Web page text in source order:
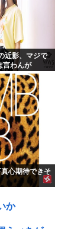
近影、マジで
言わんが
真心期待できそ
か